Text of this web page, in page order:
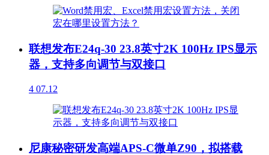
联想发布E24q-30 23.8英寸2K 100Hz IPS显示
器，支持多向调节与双接口
4 07.12
尼康秘密研发高端APS-C微单Z90，拟搭载